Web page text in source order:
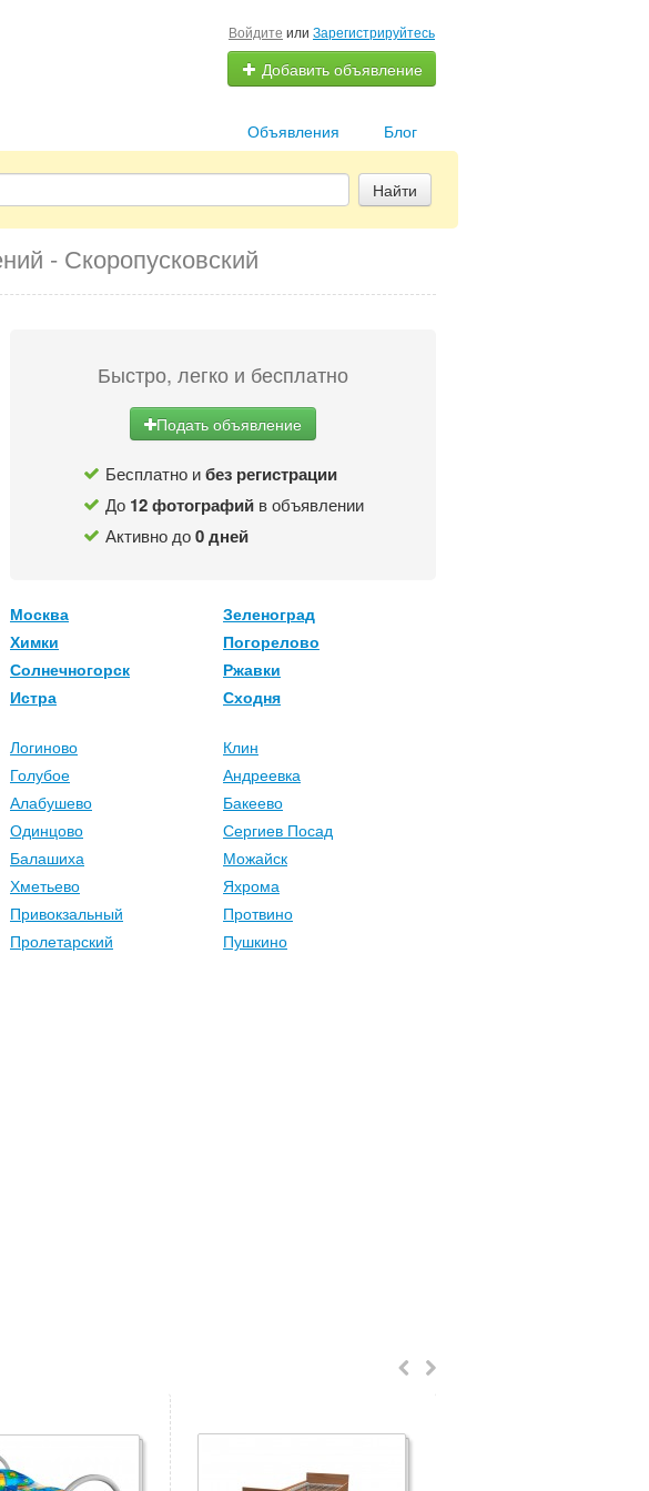
Войдите или Зарегистрируйтесь
Добавить объявление
Блог
Объявления
Найти
- Скоропусковский
Быстро, легко и бесплатно
Подать объявление
Бесплатно ибез регистрации
До 12 фотографийв объявлении
Активно до0 дней
Москва
Зеленоград
Химки
Погорелово
Солнечногорск
Ржавки
Истра
Сходня
Логиново
Клин
Голубое
Андреевка
Алабушево
Бакеево
Одинцово
Сергиев Посад
Балашиха
Можайск
Хметьево
Яхрома
Привокзальный
Протвино
Пролетарский
Пушкино